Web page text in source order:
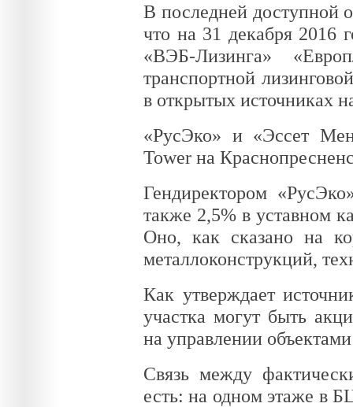
В последней доступной
что на 31 декабря 2016
«ВЭБ-Лизинга»
транспортной
в открытых источниках
«РусЭко» и «Эссет
Tower на
Гендиректором
также 2,5% в уставном
Оно, как сказано на
металлоконструкций,
Как утверждает
участка могут быть
на управлении
Связь между
есть: на одном этаже в